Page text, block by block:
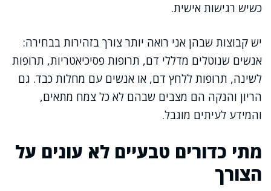
כשיש רגישות אישית.
יש קבוצות שבהן אני רואה יותר צורך בזהירות בבחירה:
אנשים שנוטלים מדללי דם, תרופות פסיכיאטריות, תרופות
לשינה, תרופות ללחץ דם, או אנשים עם מחלות כבד. גם
הריון והנקה הם מצבים שבהם לא כל צמח מתאים,
והמידע לעיתים מוגבל.
מתי כדורים טבעיים לא עונים על
הצורך